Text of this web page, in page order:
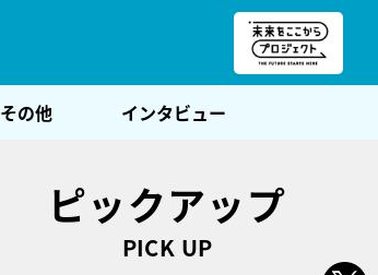
その他 インタビュー
ピックアップ
PICK UP